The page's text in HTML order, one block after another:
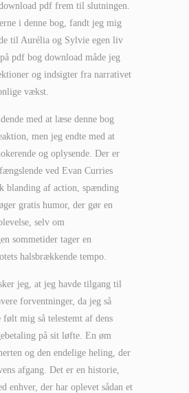
pdf frem til slutningen.
i denne bog, fandt jeg mig
til Aurélia og Sylvie egen liv
pdf bog download måde jeg
og indsigter fra narrativet
vækst.
med at læse denne bog
men jeg endte med at
og oplysende. Der er
ved Evan Curries
blanding af action, spænding
gratis humor, der gør en
selv om
sommetider tager en
halsbrækkende tempo.
jeg, at jeg havde tilgang til
forventninger, da jeg så
følt mig så telestemt af dens
på sit løfte. En øm
og den endelige heling, der
afgang. Det er en historie,
enhver, der har oplevet sådan et